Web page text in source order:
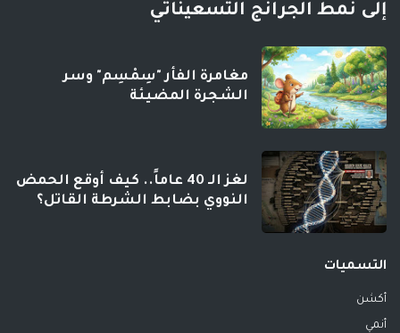
إلى نمط الجرانج التسعيناتي
مغامرة الفأر "سِمْسِم" وسر
الشجرة المضيئة
لغز الـ 40 عاماً.. كيف أوقع الحمض
النووي بضابط الشرطة القاتل؟
التسميات
أكشن
أنمي